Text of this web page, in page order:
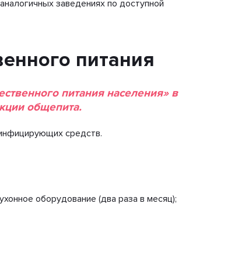
заведениях по доступной
питания
питания населения» в
общепита.
средств.
оборудование (два раза в месяц);